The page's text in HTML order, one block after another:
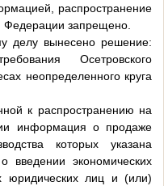
распространение
Федерации запрещено.
вынесено решение:
Осетровского
неопределенного круга
к распространению на
информация о продаже
которых указана
введении экономических
юридических лиц и (или)